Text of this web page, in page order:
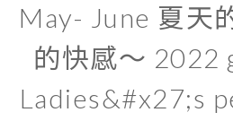
May- June 夏天
的快感～ 2022
Ladies&#x27;s